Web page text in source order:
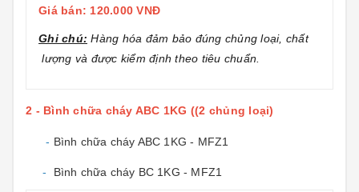
Giá bán: 120.000 VNĐ
Ghi chú: Hàng hóa đảm bảo đúng chủng loại, chất
lượng và được kiểm định theo tiêu chuẩn.
2 - Bình chữa cháy ABC 1KG ((2 chủng loại)
- Bình chữa cháy ABC 1KG - MFZ1
- Bình chữa cháy BC 1KG - MFZ1